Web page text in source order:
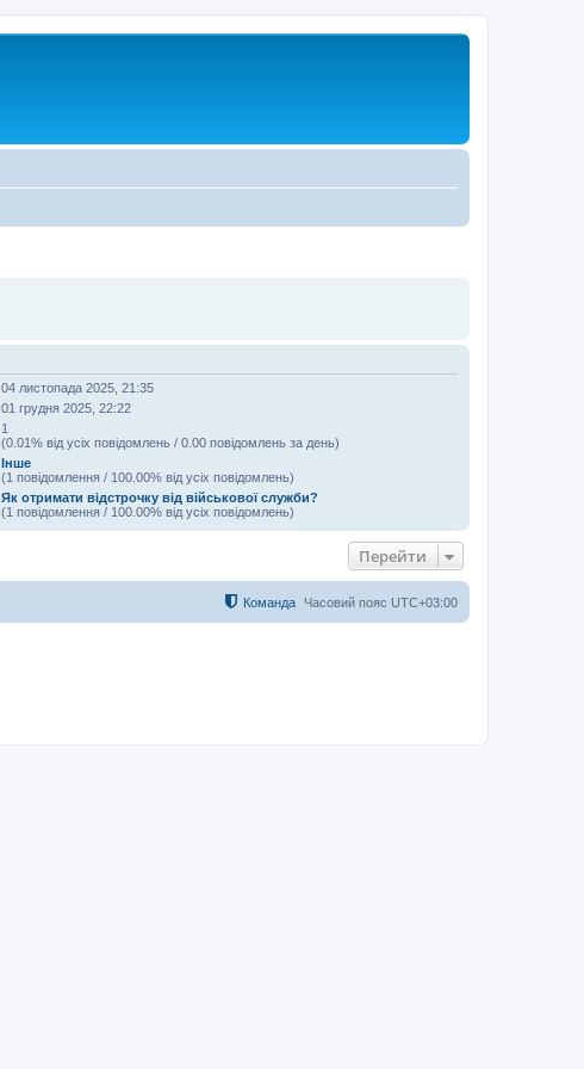
04 листопада 2025, 21:35
01 грудня 2025, 22:22
1
(0.01% від усіх повідомлень / 0.00 повідомлень за день)
Інше
(1 повідомлення / 100.00% від усіх повідомлень)
Як отримати відстрочку від військової служби?
(1 повідомлення / 100.00% від усіх повідомлень)
Перейти
Часовий пояс UTC+03:00
Команда